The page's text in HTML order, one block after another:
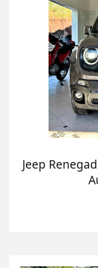
Jeep